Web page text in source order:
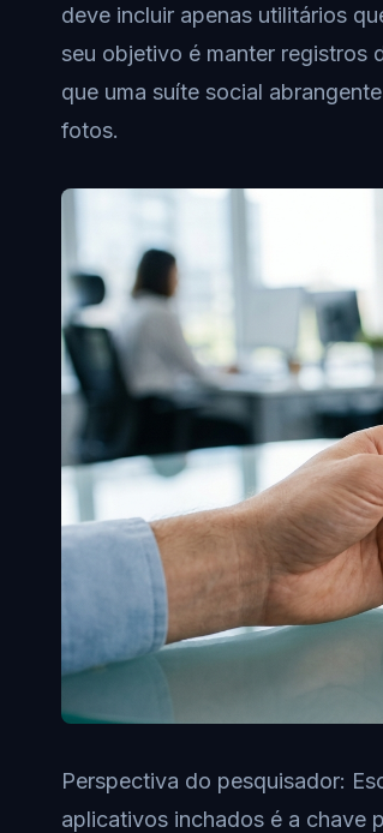
deve incluir apenas utilitários
seu objetivo é manter registros
que uma suíte social
fotos.
Perspectiva do pesquisador:
aplicativos inchados é a chave